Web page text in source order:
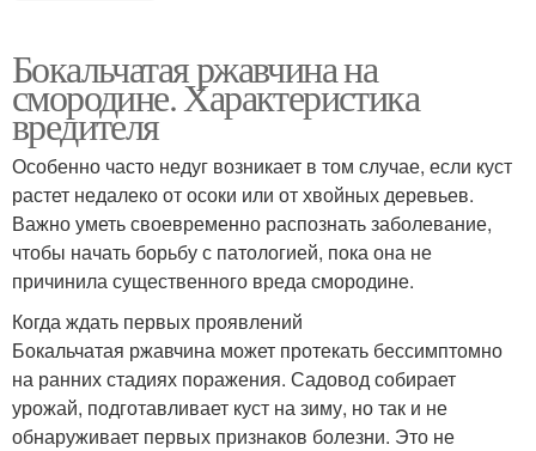
Бокальчатая ржавчина на
смородине. Характеристика
вредителя
Особенно часто недуг возникает в том случае, если куст
растет недалеко от осоки или от хвойных деревьев.
Важно уметь своевременно распознать заболевание,
чтобы начать борьбу с патологией, пока она не
причинила существенного вреда смородине.
Когда ждать первых проявлений
Бокальчатая ржавчина может протекать бессимптомно
на ранних стадиях поражения. Садовод собирает
урожай, подготавливает куст на зиму, но так и не
обнаруживает первых признаков болезни. Это не